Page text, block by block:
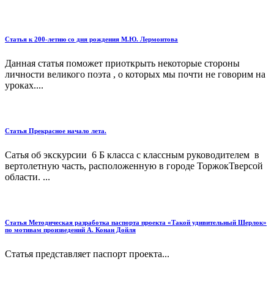
Статья к 200-летию со дня рождения М.Ю. Лермонтова
Данная статья поможет приоткрыть некоторые стороны
личности великого поэта , о которых мы почти не говорим на
уроках....
Статья Прекрасное начало лета.
Сатья об экскурсии 6 Б класса с классным руководителем в
вертолетную часть, расположенную в городе ТоржокТверсой
области. ...
Статья Методическая разработка паспорта проекта «Такой удивительный Шерлок»
по мотивам произведений А. Конан Дойля
Статья представляет паспорт проекта...